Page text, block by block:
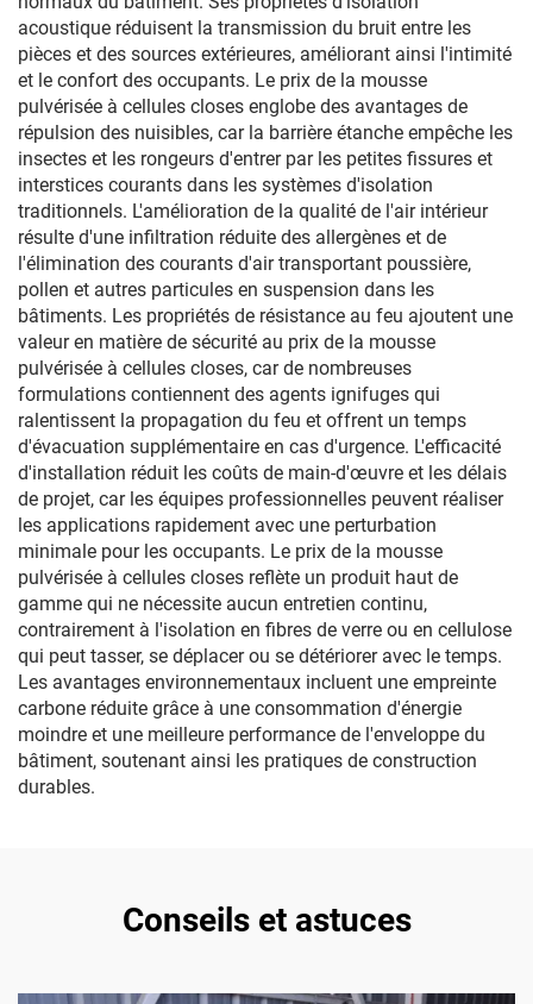
acoustique réduisent la transmission du bruit entre les
pièces et des sources extérieures, améliorant ainsi l'intimité
et le confort des occupants. Le prix de la mousse
pulvérisée à cellules closes englobe des avantages de
répulsion des nuisibles, car la barrière étanche empêche les
insectes et les rongeurs d'entrer par les petites fissures et
interstices courants dans les systèmes d'isolation
traditionnels. L'amélioration de la qualité de l'air intérieur
résulte d'une infiltration réduite des allergènes et de
l'élimination des courants d'air transportant poussière,
pollen et autres particules en suspension dans les
bâtiments. Les propriétés de résistance au feu ajoutent une
valeur en matière de sécurité au prix de la mousse
pulvérisée à cellules closes, car de nombreuses
formulations contiennent des agents ignifuges qui
ralentissent la propagation du feu et offrent un temps
d'évacuation supplémentaire en cas d'urgence. L'efficacité
d'installation réduit les coûts de main-d'œuvre et les délais
de projet, car les équipes professionnelles peuvent réaliser
les applications rapidement avec une perturbation
minimale pour les occupants. Le prix de la mousse
pulvérisée à cellules closes reflète un produit haut de
gamme qui ne nécessite aucun entretien continu,
contrairement à l'isolation en fibres de verre ou en cellulose
qui peut tasser, se déplacer ou se détériorer avec le temps.
Les avantages environnementaux incluent une empreinte
carbone réduite grâce à une consommation d'énergie
moindre et une meilleure performance de l'enveloppe du
bâtiment, soutenant ainsi les pratiques de construction
durables.
Conseils et astuces